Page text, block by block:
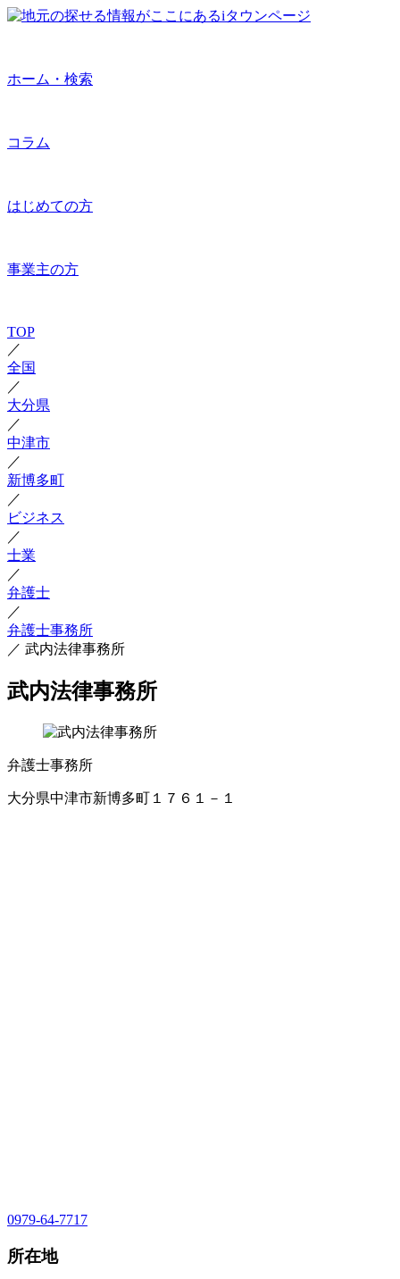
ホーム・検索
コラム
はじめての方
事業主の方
TOP
／
全国
／
大分県
／
中津市
／
新博多町
／
ビジネス
／
士業
／
弁護士
／
弁護士事務所
／ 武内法律事務所
武内法律事務所
弁護士事務所
大分県中津市新博多町１７６１－１
0979-64-7717
所在地